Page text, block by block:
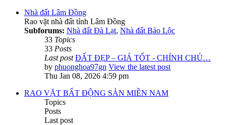
Nhà đất Lâm Đồng
Rao vặt nhà đất tỉnh Lâm Đồng
Subforums: Nhà đất Đà Lạt, Nhà đất Bảo Lộc
33 Topics
33 Posts
Last post ĐẤT ĐẸP – GIÁ TỐT - CHÍNH CHỦ…
by phuonghoa97gn View the latest post
Thu Jan 08, 2026 4:59 pm
RAO VẶT BẤT ĐỘNG SẢN MIỀN NAM
Topics
Posts
Last post